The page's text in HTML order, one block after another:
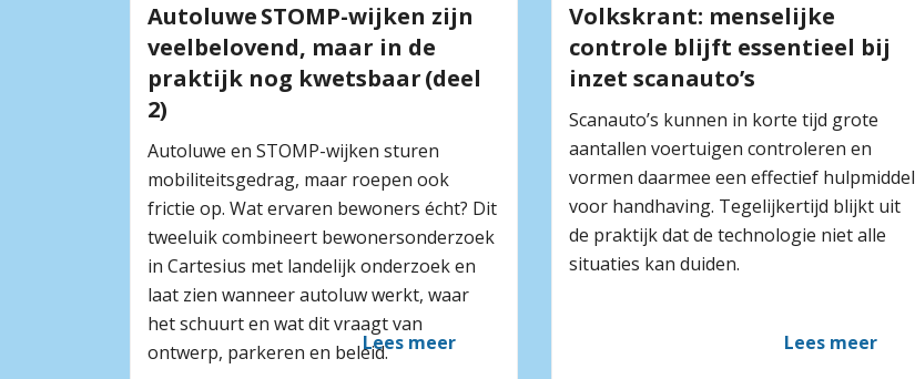
Autoluwe STOMP-wijken zijn
veelbelovend, maar in de
praktijk nog kwetsbaar (deel
2)
Autoluwe en STOMP-wijken sturen
mobiliteitsgedrag, maar roepen ook
frictie op. Wat ervaren bewoners écht? Dit
tweeluik combineert bewonersonderzoek
in Cartesius met landelijk onderzoek en
laat zien wanneer autoluw werkt, waar
het schuurt en wat dit vraagt van
ontwerp, parkeren en beleid.Lees meer
Volkskrant: menselijke
controle blijft essentieel bij
inzet scanauto’s
Scanauto’s kunnen in korte tijd grote
aantallen voertuigen controleren en
vormen daarmee een effectief hulpmiddel
voor handhaving. Tegelijkertijd blijkt uit
de praktijk dat de technologie niet alle
situaties kan duiden.
Lees meer